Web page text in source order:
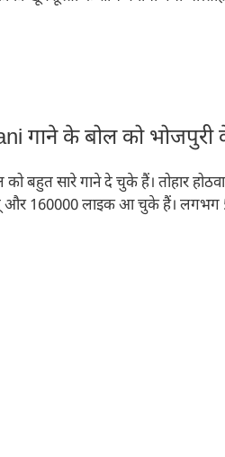
गाने के बोल को
को बहुत सारे गाने दे चुके हैं। तोहार
और 160000 लाइक आ चुके हैं। लगभग